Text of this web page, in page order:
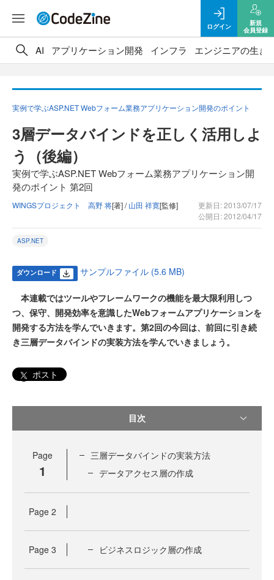
ログイン
新規
会員登録
AI アプリケーション開発 インフラ エンジニアの生き
実例で学ぶASP.NET Webフォーム業務アプリケーション開発のポイント
3層データバインドを正しく活用しよ
う（後編）
実例で学ぶASP.NET Webフォーム業務アプリケーション開
発のポイント 第2回
WINGSプロジェクト 高野 将[著] /山田 祥寛[監修]
更新日: 2013/07/17
公開日: 2012/04/17
ASP.NET
ダウンロード サンプルファイル (5.6 MB)
本連載ではツールやフレームワークの機能を最大限利用しつ
つ、保守、開発効率を意識したWebフォームアプリケーションを
開発する方法を学んでいきます。第2回の今回は、前回に引き続
き三層データバインドの実装方法を学んでいきましょう。
ポスト
目次
Page
1
三層データバインドの実装方法
データアクセス層の作成
Page 2
Page 3 ビジネスロジック層の作成